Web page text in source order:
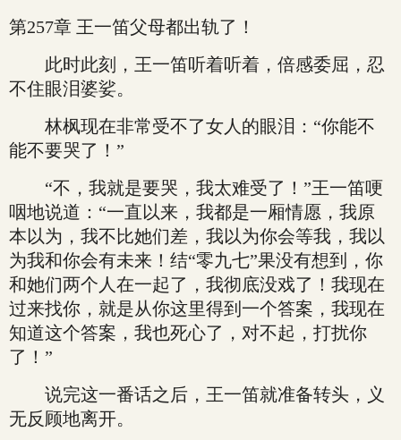
第257章 王一笛父母都出轨了！
此时此刻，王一笛听着听着，倍感委屈，忍
不住眼泪婆娑。
林枫现在非常受不了女人的眼泪：“你能不
能不要哭了！”
“不，我就是要哭，我太难受了！”王一笛哽
咽地说道：“一直以来，我都是一厢情愿，我原
本以为，我不比她们差，我以为你会等我，我以
为我和你会有未来！结“零九七”果没有想到，你
和她们两个人在一起了，我彻底没戏了！我现在
过来找你，就是从你这里得到一个答案，我现在
知道这个答案，我也死心了，对不起，打扰你
了！”
说完这一番话之后，王一笛就准备转头，义
无反顾地离开。